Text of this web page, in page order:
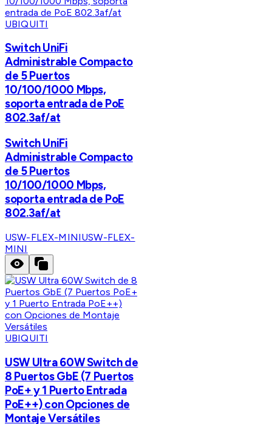
UBIQUITI
Switch UniFi
Administrable Compacto
de 5 Puertos
10/100/1000 Mbps,
soporta entrada de PoE
802.3af/at
Switch UniFi
Administrable Compacto
de 5 Puertos
10/100/1000 Mbps,
soporta entrada de PoE
802.3af/at
USW-FLEX-MINIUSW-FLEX-
MINI
UBIQUITI
USW Ultra 60W Switch de
8 Puertos GbE (7 Puertos
PoE+ y 1 Puerto Entrada
PoE++) con Opciones de
Montaje Versátiles